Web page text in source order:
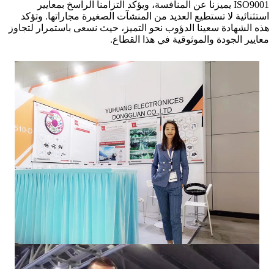
ISO9001 يميزنا عن المنافسة، ويؤكد التزامنا الراسخ بمعايير
استثنائية لا تستطيع العديد من المنشآت الصغيرة مجاراتها. وتؤكد
هذه الشهادة سعينا الدؤوب نحو التميز، حيث نسعى باستمرار لتجاوز
معايير الجودة والموثوقية في هذا القطاع.